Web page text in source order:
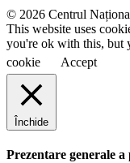
© 2026 Centrul
This website uses
you're ok with this, but
cookie
Accept
Închide
Prezentare generale